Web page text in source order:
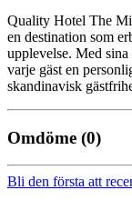
Quality Hotel The
en destination som
upplevelse. Med
varje gäst en
skandinavisk
Omdöme (0)
Bli den första att